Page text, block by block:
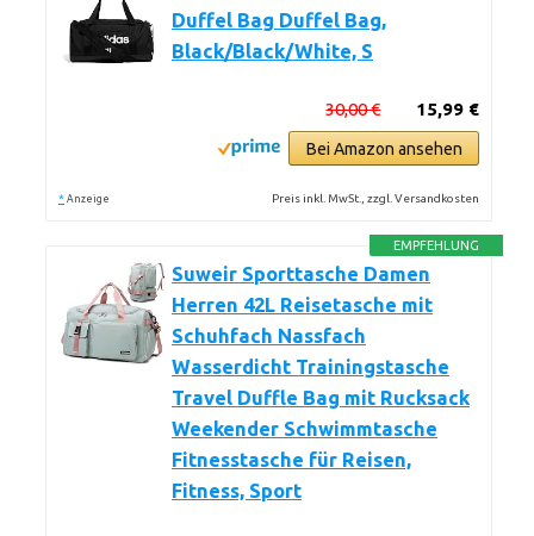
Duffel Bag Duffel Bag,
Black/Black/White, S
15,99 €
30,00 €
Bei Amazon ansehen
* Anzeige Preis inkl. MwSt., zzgl. Versandkosten
EMPFEHLUNG
Suweir Sporttasche Damen
Herren 42L Reisetasche mit
Schuhfach Nassfach
Wasserdicht Trainingstasche
Travel Duffle Bag mit Rucksack
Weekender Schwimmtasche
Fitnesstasche für Reisen,
Fitness, Sport